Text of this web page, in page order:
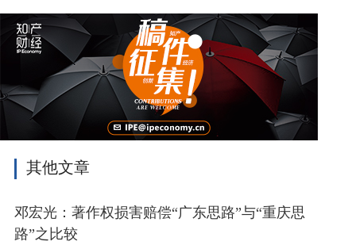
其他文章
邓宏光：著作权损害赔偿“广东思路”与“重庆思
路”之比较